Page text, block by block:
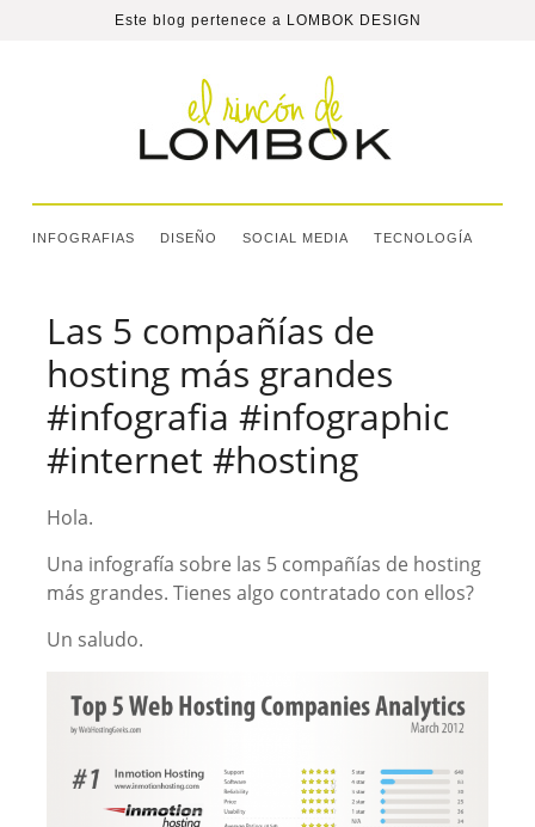
Este blog pertenece a LOMBOK DESIGN
INFOGRAFIAS DISEÑO SOCIAL MEDIA TECNOLOGÍA
Las 5 compañías de
hosting más grandes
#infografia #infographic
#internet #hosting
Hola.
Una infografía sobre las 5 compañías de hosting
más grandes. Tienes algo contratado con ellos?
Un saludo.